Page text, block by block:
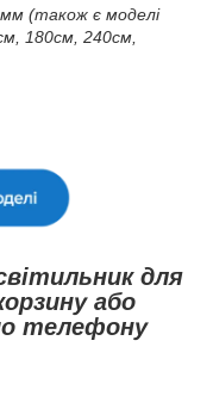
мм (також є моделі
180см, 240см,
для
або
телефону